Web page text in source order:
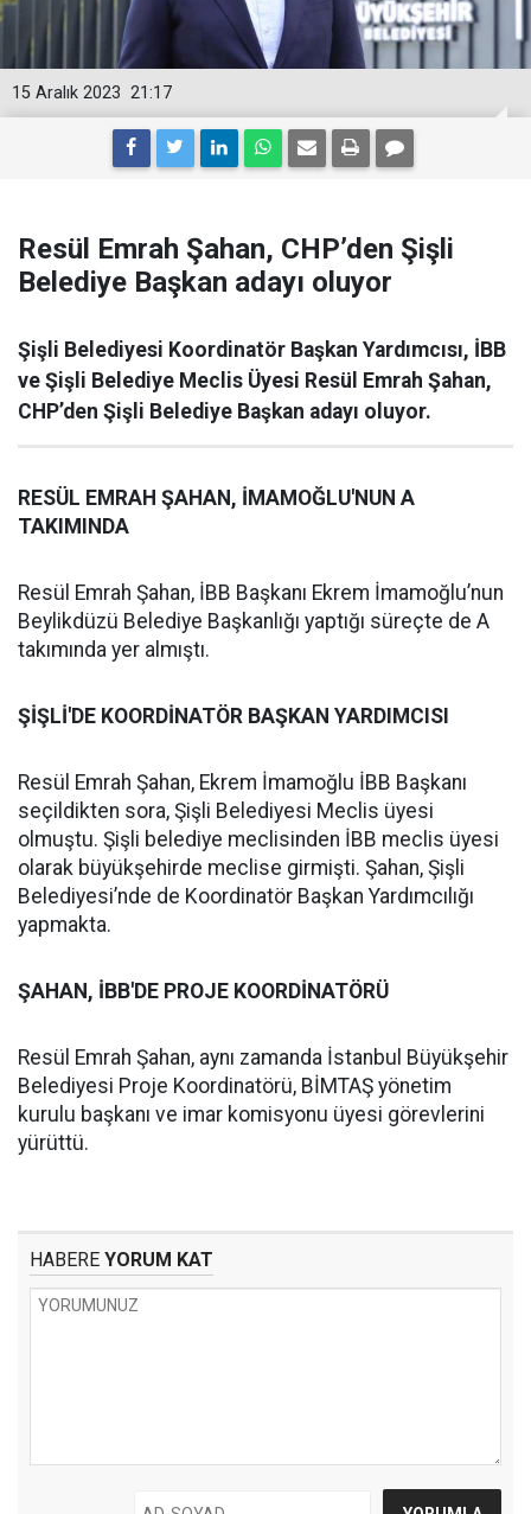
21:17
15 Aralık 2023
Resül Emrah Şahan, CHP’den Şişli
Belediye Başkan adayı oluyor
Şişli Belediyesi Koordinatör Başkan Yardımcısı, İBB
ve Şişli Belediye Meclis Üyesi Resül Emrah Şahan,
CHP’den Şişli Belediye Başkan adayı oluyor.
RESÜL EMRAH ŞAHAN, İMAMOĞLU'NUN A
TAKIMINDA
Resül Emrah Şahan, İBB Başkanı Ekrem İmamoğlu’nun
Beylikdüzü Belediye Başkanlığı yaptığı süreçte de A
takımında yer almıştı.
ŞİŞLİ'DE KOORDİNATÖR BAŞKAN YARDIMCISI
Resül Emrah Şahan, Ekrem İmamoğlu İBB Başkanı
seçildikten sora, Şişli Belediyesi Meclis üyesi
olmuştu. Şişli belediye meclisinden İBB meclis üyesi
olarak büyükşehirde meclise girmişti. Şahan, Şişli
Belediyesi’nde de Koordinatör Başkan Yardımcılığı
yapmakta.
ŞAHAN, İBB'DE PROJE KOORDİNATÖRÜ
Resül Emrah Şahan, aynı zamanda İstanbul Büyükşehir
Belediyesi Proje Koordinatörü, BİMTAŞ yönetim
kurulu başkanı ve imar komisyonu üyesi görevlerini
yürüttü.
HABERE YORUM KAT